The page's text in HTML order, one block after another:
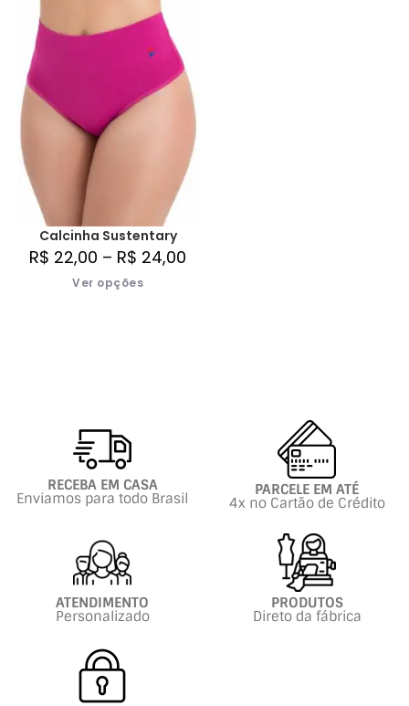
Calcinha Sustentary
R$ 22,00 – R$ 24,00
Ver opções
RECEBA EM CASA
Enviamos para todo Brasil PARCELE EM ATÉ
4x no Cartão de Crédito
ATENDIMENTO
Personalizado
PRODUTOS
Direto da fábrica